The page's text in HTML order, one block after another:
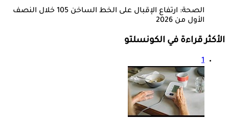
الصحة: ارتفاع الإقبال على الخط الساخن 105 خلال النصف
الأول من 2026
الأكثر قراءة في الكونسلتو
1